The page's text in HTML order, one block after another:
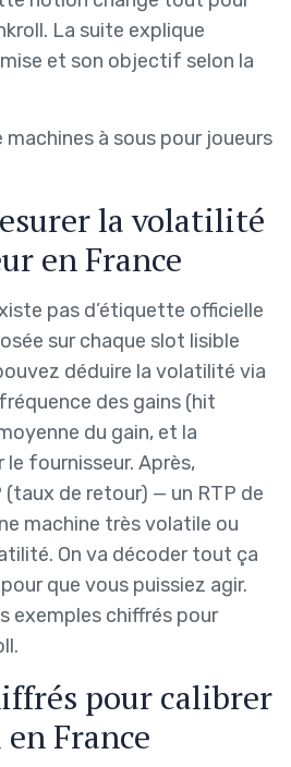
La suite explique
et son objectif selon la
la volatilité
en France
pas d’étiquette officielle
sur chaque slot lisible
déduire la volatilité via
des gains (hit
du gain, et la
fournisseur. Après,
(taux de retour) — un RTP de
machine très volatile ou
On va décoder tout ça
que vous puissiez agir.
exemples chiffrés pour
pour calibrer
France